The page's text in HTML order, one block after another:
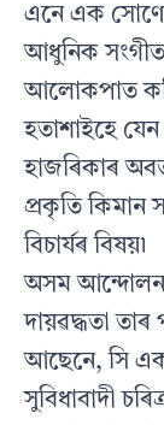
এনে এক
আধুনিক
আলোকপাত
হতাশাইহে
হাজৰিকাৰ
প্ৰকৃতি কিমান
বিচাৰ্যৰ বিষয়৷
অসম
দায়ৱদ্ধতা
আছেনে, সি এক
সুবিধাবাদী